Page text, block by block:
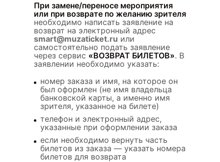
При замене/переносе мероприятия
или при возврате по желанию зрителя
необходимо написать заявление на
возврат на электронный адрес
smart@muzaticket.ru или
самостоятельно подать заявление
через сервис «ВОЗВРАТ БИЛЕТОВ». В
заявлении необходимо указать:
номер заказа и имя, на которое он
был оформлен (не имя владельца
банковской карты, а именно имя
зрителя, указанное на билете)
телефон и электронный адрес,
указанные при оформлении заказа
если необходимо вернуть часть
билетов из заказа — указать номера
билетов для возврата